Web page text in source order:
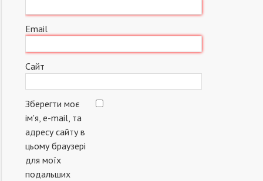
Email
Сайт
Зберегти моє
ім'я, e-mail, та
адресу сайту в
цьому браузері
для моїх
подальших